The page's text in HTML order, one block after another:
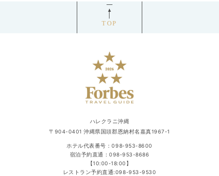
TOP
ハレクラニ沖縄
〒904-0401 沖縄県国頭郡恩納村名嘉真1967-1
ホテル代表番号：098-953-8600
宿泊予約直通：098-953-8686
【10:00-18:00】
レストラン予約直通:098-953-9530